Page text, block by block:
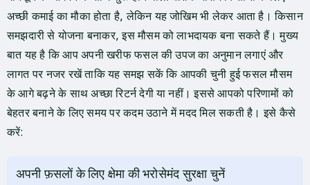
अच्छी कमाई का मौका होता है, लेकिन यह जोखिम भी लेकर आता है। किसान
समझदारी से योजना बनाकर, इस मौसम को लाभदायक बना सकते हैं। मुख्य
बात यह है कि आप अपनी खरीफ फसल की उपज का अनुमान लगाएं और
लागत पर नजर रखें ताकि यह समझ सकें कि आपकी चुनी हुई फसल मौसम
के आगे बढ़ने के साथ अच्छा रिटर्न देगी या नहीं। इससे आपको परिणामों को
बेहतर बनाने के लिए समय पर कदम उठाने में मदद मिल सकती है। इसे कैसे
करें:
अपनी फ़सलों के लिए क्षेमा की भरोसेमंद सुरक्षा चुनें